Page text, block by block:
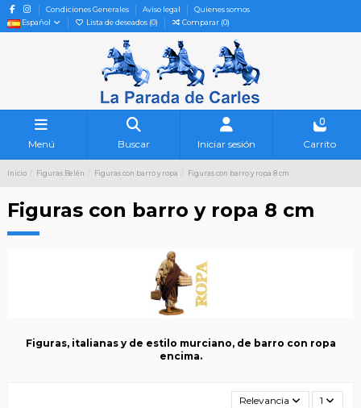
Condiciones Generales Aviso legal
Quienes somos
Español
Lista de deseados (0) Comparar (0)
Menú Buscar Iniciar sesión
0
Carrito
Inicio Figuras Belén Figuras con barro y ropa Figuras con barro y ropa 8 cm
Figuras con barro y ropa 8 cm
Figuras, italianas y de estilo murciano, de barro con ropa
encima.
Relevancia 1